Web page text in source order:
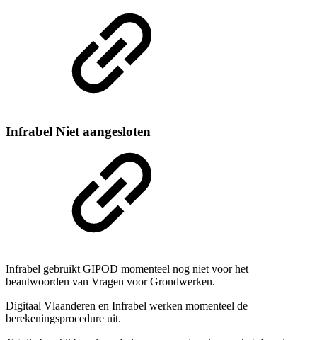
Infrabel Niet aangesloten
Infrabel gebruikt GIPOD momenteel nog niet voor het
beantwoorden van Vragen voor Grondwerken.
Digitaal Vlaanderen en Infrabel werken momenteel de
berekeningsprocedure uit.